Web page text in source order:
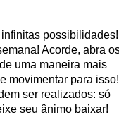
possibilidades!
Acorde, abra
uma maneira mais
movimentar para isso!
ser realizados: só
seu ânimo baixar!